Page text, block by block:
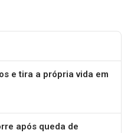
e tira a própria vida em
após queda de